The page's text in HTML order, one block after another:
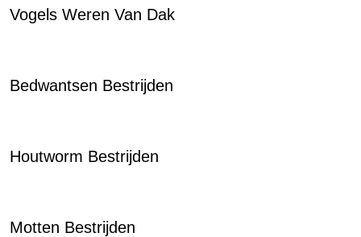
Vogels Weren Van Dak
Bedwantsen Bestrijden
Houtworm Bestrijden
Motten Bestrijden